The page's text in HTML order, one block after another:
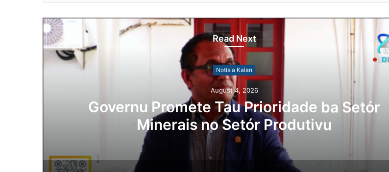
Read Next
Notísia Kalan
August 4, 2026
Lei Siberseguransa Ajuda Autoridade Polisiál
Kaptura Autór Kriminozu ho Paradeiru Iha
Estranjeiru